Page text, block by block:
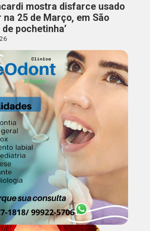
mostra disfarce usado
na 25 de Março, em São
de pochetinha’